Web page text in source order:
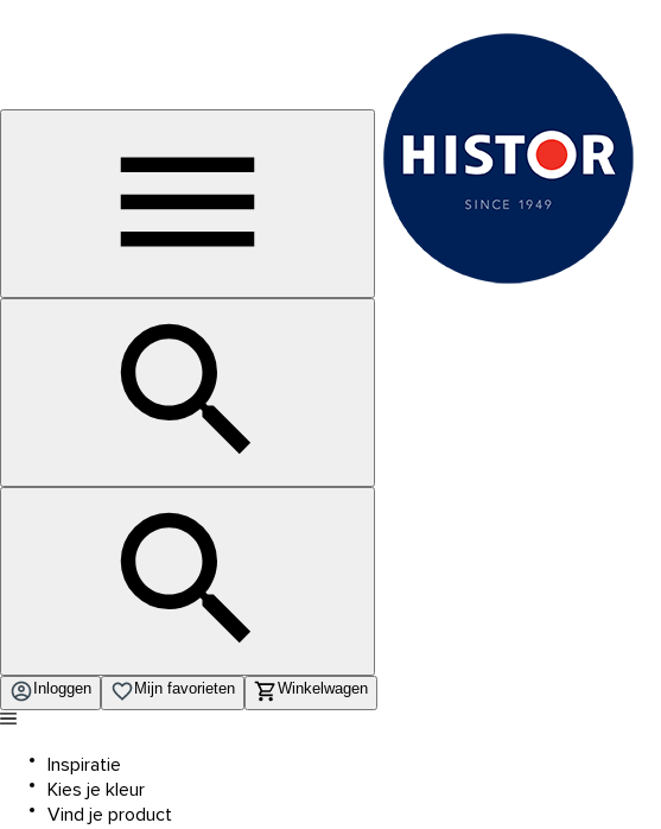
Inloggen Mijn favorieten Winkelwagen
Inspiratie
Kies je kleur
Vind je product